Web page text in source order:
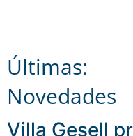
Últimas:
Novedades
Villa Gesell